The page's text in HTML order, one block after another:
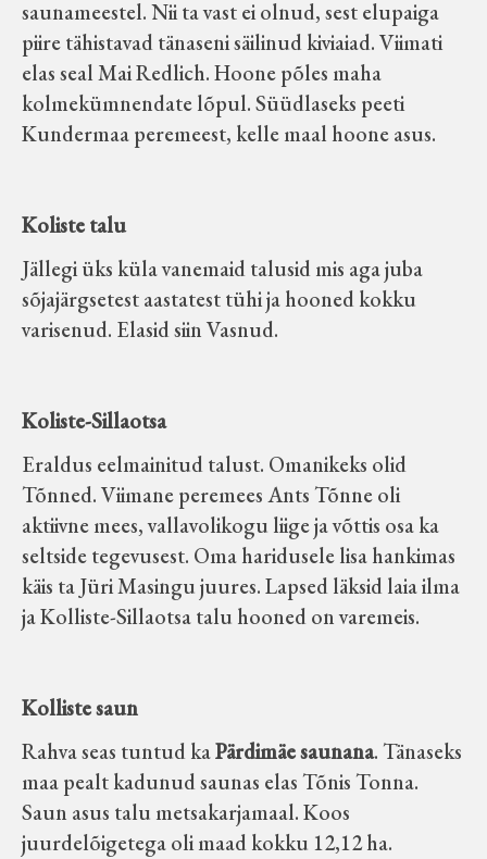
saunameestel. Nii ta vast ei olnud, sest elupaiga
piire tähistavad tänaseni säilinud kiviaiad. Viimati
elas seal Mai Redlich. Hoone põles maha
kolmekümnendate lõpul. Süüdlaseks peeti
Kundermaa peremeest, kelle maal hoone asus.
Koliste talu
Jällegi üks küla vanemaid talusid mis aga juba
sõjajärgsetest aastatest tühi ja hooned kokku
varisenud. Elasid siin Vasnud.
Koliste-Sillaotsa
Eraldus eelmainitud talust. Omanikeks olid
Tõnned. Viimane peremees Ants Tõnne oli
aktiivne mees, vallavolikogu liige ja võttis osa ka
seltside tegevusest. Oma haridusele lisa hankimas
käis ta Jüri Masingu juures. Lapsed läksid laia ilma
ja Kolliste-Sillaotsa talu hooned on varemeis.
Kolliste saun
Rahva seas tuntud kaPärdimäe saunana. Tänaseks
maa pealt kadunud saunas elas Tõnis Tonna.
Saun asus talu metsakarjamaal. Koos
juurdelõigetega oli maad kokku 12,12 ha.